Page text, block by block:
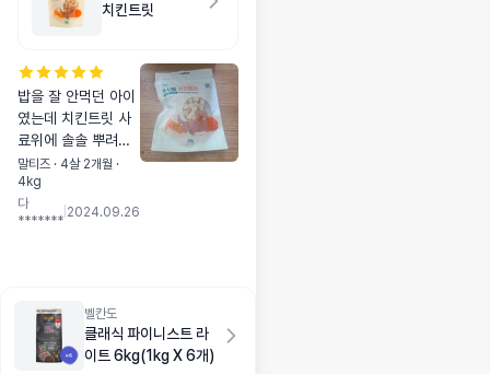
치킨트릿
밥을 잘 안먹던 아이
였는데 치킨트릿 사
료위에 솔솔 뿌려주
면 한그릇 뚝딱 비워
요 너무 잘먹어서 재
구매했어요
말티즈 · 4살 2개월 ·
4kg
다
*******
2024.09.26
벨칸도
클래식 파이니스트 라
이트 6kg(1kg X 6개)